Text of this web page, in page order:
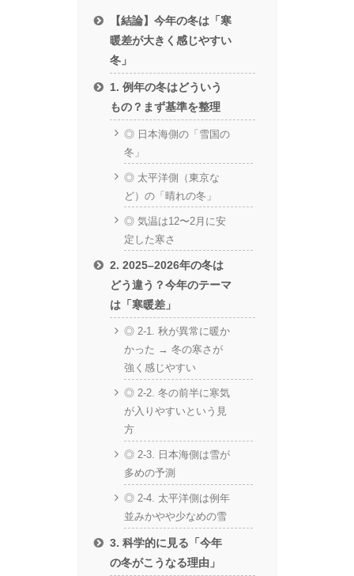
【結論】今年の冬は「寒
暖差が大きく感じやすい
冬」
1. 例年の冬はどういう
もの？まず基準を整理
◎ 日本海側の「雪国の
冬」
◎ 太平洋側（東京な
ど）の「晴れの冬」
◎ 気温は12〜2月に安
定した寒さ
2. 2025–2026年の冬は
どう違う？今年のテーマ
は「寒暖差」
◎ 2-1. 秋が異常に暖か
かった → 冬の寒さが
強く感じやすい
◎ 2-2. 冬の前半に寒気
が入りやすいという見
方
◎ 2-3. 日本海側は雪が
多めの予測
◎ 2-4. 太平洋側は例年
並みかやや少なめの雪
3. 科学的に見る「今年
の冬がこうなる理由」